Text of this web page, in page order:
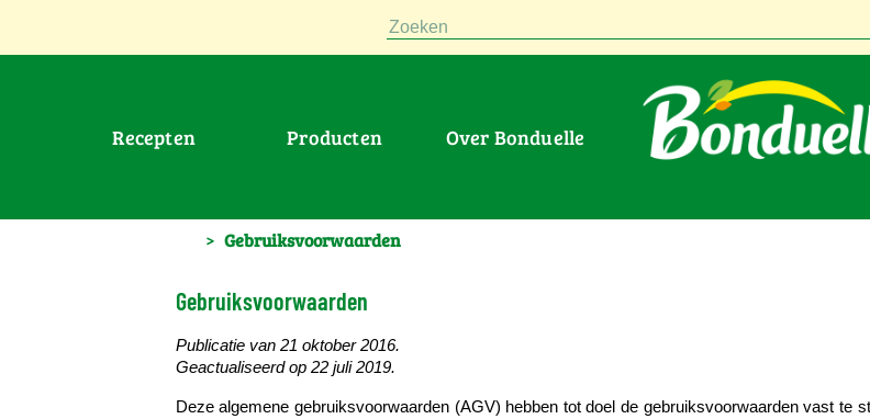
Zoeken
Recepten Producten Over Bonduelle
> Gebruiksvoorwaarden
Gebruiksvoorwaarden
Publicatie van 21 oktober 2016.
Geactualiseerd op 22 juli 2019.
Deze algemene gebruiksvoorwaarden (AGV) hebben tot doel de gebruiksvoorwaarden vast te